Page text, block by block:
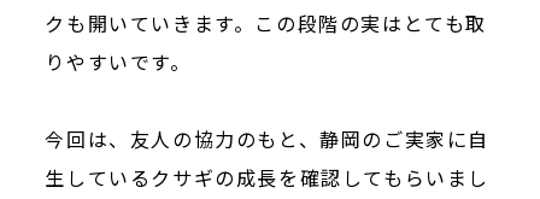
クも開いていきます。この段階の実はとても取
りやすいです。
今回は、友人の協力のもと、静岡のご実家に自
生しているクサギの成長を確認してもらいまし